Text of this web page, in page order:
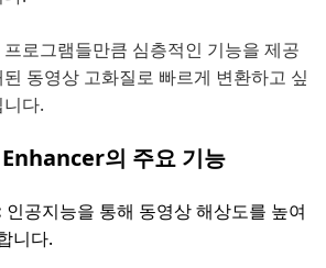
로그램들만큼 심층적인 기능을 제공
동영상 고화질로 빠르게 변환하고 싶
다.
의 주요 기능
인공지능을 통해 동영상 해상도를 높여
니다.